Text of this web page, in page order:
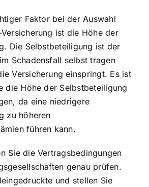
Faktor bei der Auswahl
ist die Höhe der
Die Selbstbeteiligung ist der
Schadensfall selbst tragen
Versicherung einspringt. Es ist
die Höhe der Selbstbeteiligung
da eine niedrigere
zu höheren
führen kann.
Sie die Vertragsbedingungen
genau prüfen.
und stellen Sie